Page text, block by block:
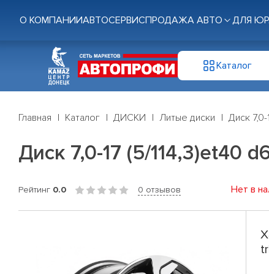
О КОМПАНИИАВТОСЕРВИСПРОДАЖА АВТО ДЛЯ
Каталог
Главная Каталог ДИСКИ Литые диски Диск
Диск 7,0-17 (5/114,3)et40
Рейтинг 0.0 0 отзывов Нет в